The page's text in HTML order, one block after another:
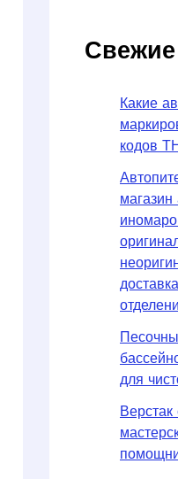
Свежие
Какие
кодов
магазин
для